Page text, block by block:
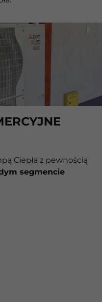
Ciepła z pewnością
segmencie